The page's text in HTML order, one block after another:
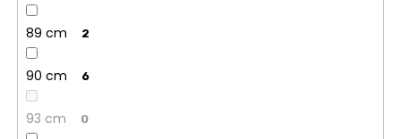
89 cm 2
90 cm 6
93 cm 0